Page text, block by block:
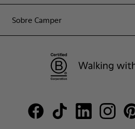
Sobre Camper